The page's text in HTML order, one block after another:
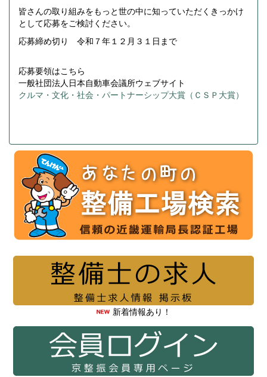
皆さんの取り組みをもっと世の中に知っていただくきっかけ
として応募をご検討ください。
応募締め切り 令和７年１２月３１日まで
応募要領はこちら
一般社団法人日本自動車会議所ウェブサイト
クルマ・文化・社会・パートナーシップ大賞（ＣＳＰ大賞）
新着情報あり！